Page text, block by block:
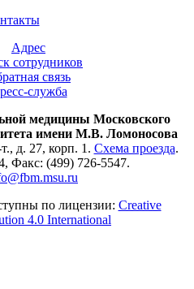
Адрес
сотрудников
связь
служба
медицины Московского
имени М.В. Ломоносова
д. 27, корп. 1. Схема проезда.
Факс: (499) 726-5547.
по лицензии: Creative
4.0 International